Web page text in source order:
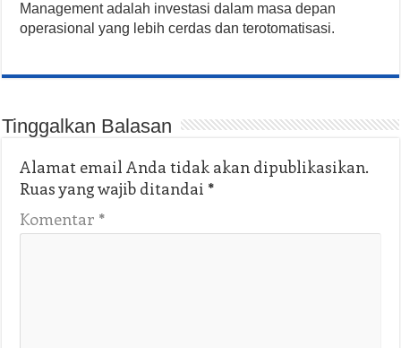
Management adalah investasi dalam masa depan
operasional yang lebih cerdas dan terotomatisasi.
Tinggalkan Balasan
Alamat email Anda tidak akan dipublikasikan.
Ruas yang wajib ditandai *
Komentar *